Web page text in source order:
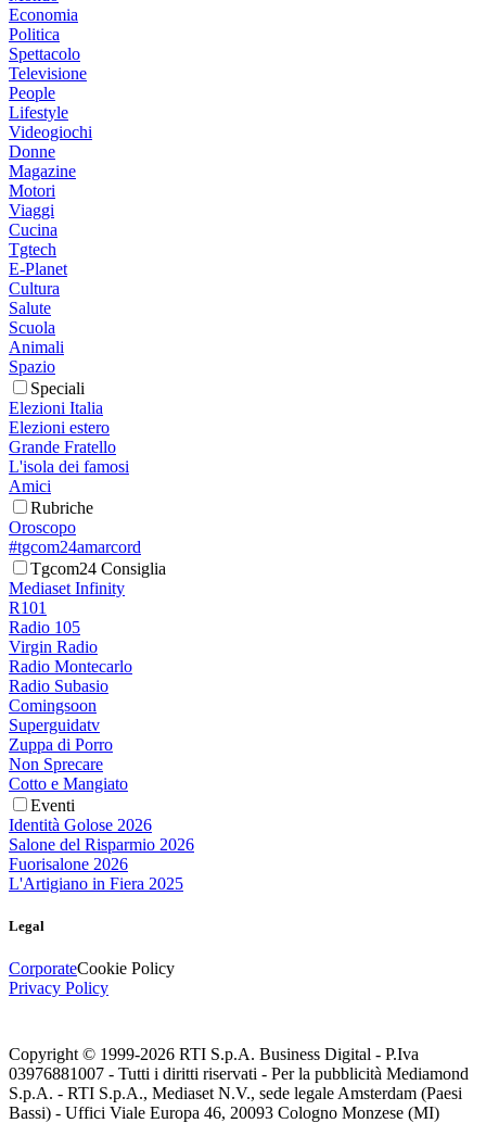
Economia
Politica
Spettacolo
Televisione
People
Lifestyle
Videogiochi
Donne
Magazine
Motori
Viaggi
Cucina
Tgtech
E-Planet
Cultura
Salute
Scuola
Animali
Spazio
Speciali
Elezioni Italia
Elezioni estero
Grande Fratello
L'isola dei famosi
Amici
Rubriche
Oroscopo
#tgcom24amarcord
Tgcom24 Consiglia
Mediaset Infinity
R101
Radio 105
Virgin Radio
Radio Montecarlo
Radio Subasio
Comingsoon
Superguidatv
Zuppa di Porro
Non Sprecare
Cotto e Mangiato
Eventi
Identità Golose 2026
Salone del Risparmio 2026
Fuorisalone 2026
L'Artigiano in Fiera 2025
Legal
CorporateCookie Policy
Privacy Policy
Copyright © 1999-2026 RTI S.p.A. Business Digital - P.Iva
03976881007 - Tutti i diritti riservati - Per la pubblicità Mediamond
S.p.A. - RTI S.p.A., Mediaset N.V., sede legale Amsterdam (Paesi
Bassi) - Uffici Viale Europa 46, 20093 Cologno Monzese (MI)